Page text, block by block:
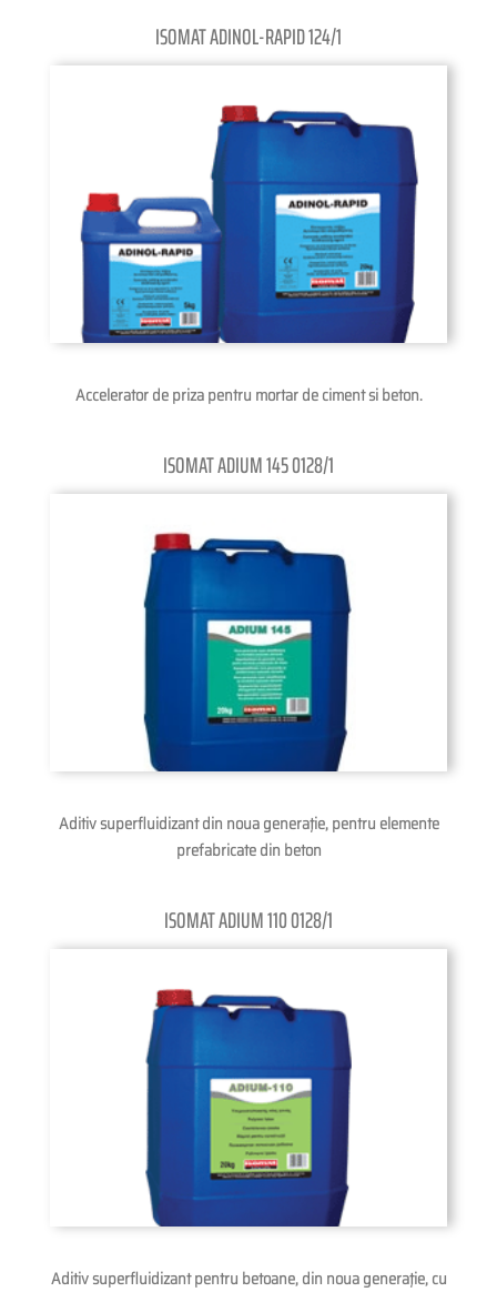
ISOMAT ADINOL-RAPID 124/1
Accelerator de priza pentru mortar de ciment si beton.
ISOMAT ADIUM 145 0128/1
Aditiv superfluidizant din noua generaţie, pentru elemente
prefabricate din beton
ISOMAT ADIUM 110 0128/1
Aditiv superfluidizant pentru betoane, din noua generaţie, cu